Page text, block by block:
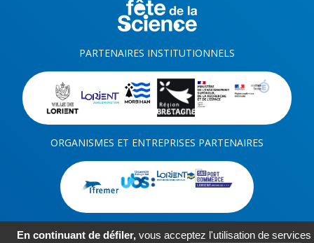
PARTENAIRES INSTITUTIONNELS
ORGANISMES ET ENTREPRISES PARTENAIRES
En continuant de défiler, vous acceptez l'utilisation de services